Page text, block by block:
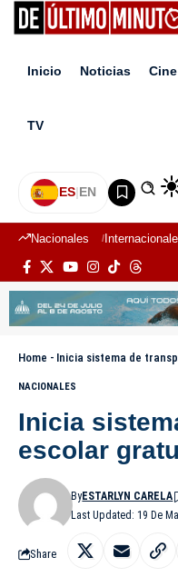
Inicio Noticias Cine
TV
ES|EN
Nacionales
Home - Inicia sistema de
NACIONALES
Inicia
escolar
Last Updated: 19 De
ByESTARLYN CARELA
Share